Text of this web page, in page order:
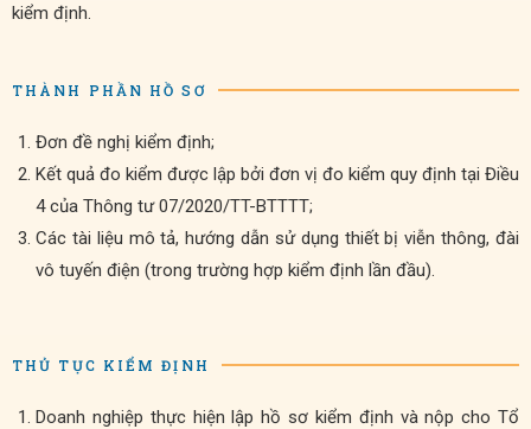
kiểm định.
THÀNH PHẦN HỒ SƠ
Đơn đề nghị kiểm định;
Kết quả đo kiểm được lập bởi đơn vị đo kiểm quy định tại Điều
4 của Thông tư 07/2020/TT-BTTTT;
Các tài liệu mô tả, hướng dẫn sử dụng thiết bị viễn thông, đài
vô tuyến điện (trong trường hợp kiểm định lần đầu).
THỦ TỤC KIỂM ĐỊNH
Doanh nghiệp thực hiện lập hồ sơ kiểm định và nộp cho Tổ